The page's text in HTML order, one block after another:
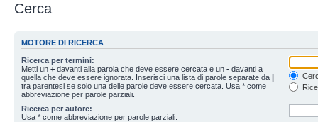
Cerca
MOTORE DI RICERCA
Ricerca per termini:
Metti un + davanti alla parola che deve essere cercata e un - davanti a
quella che deve essere ignorata. Inserisci una lista di parole separate da |
tra parentesi se solo una delle parole deve essere cercata. Usa * come
abbreviazione per parole parziali.
Ricerca per autore:
Usa * come abbreviazione per parole parziali.